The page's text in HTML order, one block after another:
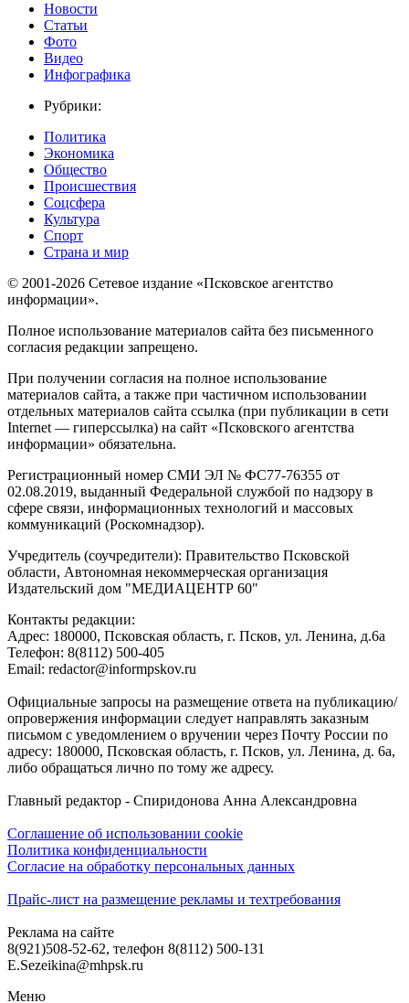
Новости
Статьи
Фото
Видео
Инфографика
Рубрики:
Политика
Экономика
Общество
Происшествия
Соцсфера
Культура
Спорт
Страна и мир
© 2001-2026 Сетевое издание «Псковское агентство
информации».
Полное использование материалов сайта без письменного
согласия редакции запрещено.
При получении согласия на полное использование
материалов сайта, а также при частичном использовании
отдельных материалов сайта ссылка (при публикации в сети
Internet — гиперссылка) на сайт «Псковского агентства
информации» обязательна.
Регистрационный номер СМИ ЭЛ № ФС77-76355 от
02.08.2019, выданный Федеральной службой по надзору в
сфере связи, информационных технологий и массовых
коммуникаций (Роскомнадзор).
Учредитель (соучредители): Правительство Псковской
области, Автономная некоммерческая организация
Издательский дом "МЕДИАЦЕНТР 60"
Контакты редакции:
Адреc: 180000, Псковская область, г. Псков, ул. Ленина, д.6а
Телефон: 8(8112) 500-405
Email: redactor@informpskov.ru
Официальные запросы на размещение ответа на публикацию/
опровержения информации следует направлять заказным
письмом с уведомлением о вручении через Почту России по
адресу: 180000, Псковская область, г. Псков, ул. Ленина, д. 6а,
либо обращаться лично по тому же адресу.
Главный редактор - Спиридонова Анна Александровна
Соглашение об использовании cookie
Политика конфиденциальности
Согласие на обработку персональных данных
Прайс-лист на размещение рекламы и техтребования
Реклама на сайте
8(921)508-52-62, телефон 8(8112) 500-131
E.Sezeikina@mhpsk.ru
Меню